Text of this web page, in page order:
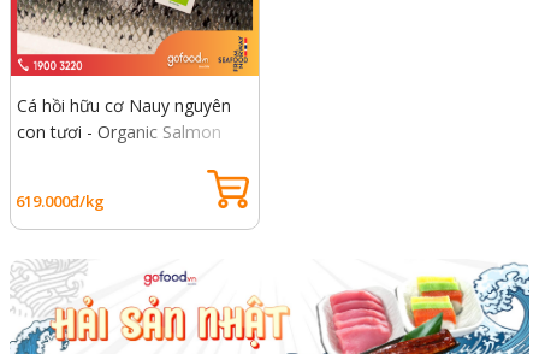
Cá hồi hữu cơ Nauy nguyên
con tươi - Organic Salmon
619.000đ/kg